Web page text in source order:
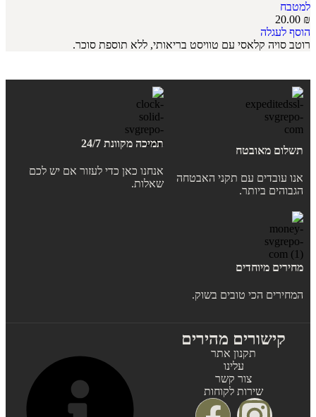
למטבח
20.00 ₪
הוסף לעגלה
רוטב סויה קלאסי עם טוויסט בריאותי, ללא תוספת סוכר.
תשלום מאובטח
אנו עובדים עם תקני האבטחה
הגבוהים ביותר.
תמיכה מקוונת 24/7
אנחנו כאן כדי לעזור אם יש לכם
שאלות.
מחירים מיוחדים
המחירים הכי טובים בשוק.
קישורים מהירים
תקנון אתר
עלינו
צור קשר
שירות לקוחות